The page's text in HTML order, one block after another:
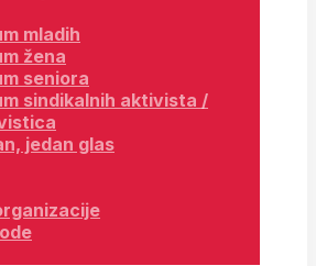
mladih
žena
seniora
sindikalnih aktivista /
jedan glas